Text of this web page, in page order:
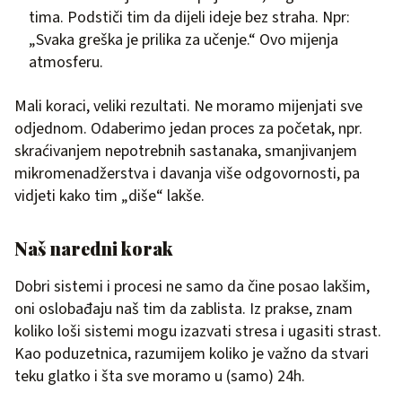
tima. Podstiči tim da dijeli ideje bez straha. Npr:
„Svaka greška je prilika za učenje.“ Ovo mijenja
atmosferu.
Mali koraci, veliki rezultati. Ne moramo mijenjati sve
odjednom. Odaberimo jedan proces za početak, npr.
skraćivanjem nepotrebnih sastanaka, smanjivanjem
mikromenadžerstva i davanja više odgovornosti, pa
vidjeti kako tim „diše“ lakše.
Naš naredni korak
Dobri sistemi i procesi ne samo da čine posao lakšim,
oni oslobađaju naš tim da zablista. Iz prakse, znam
koliko loši sistemi mogu izazvati stresa i ugasiti strast.
Kao poduzetnica, razumijem koliko je važno da stvari
teku glatko i šta sve moramo u (samo) 24h.